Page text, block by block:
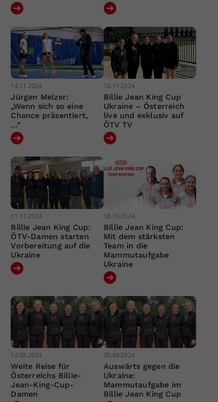
14.11.2024
Jürgen Melzer:
„Wenn sich so eine
Chance präsentiert,
…“
12.11.2024
Billie Jean King Cup
Ukraine – Österreich
live und exklusiv auf
ÖTV TV
11.11.2024
Billie Jean King Cup:
ÖTV-Damen starten
Vorbereitung auf die
Ukraine
18.10.2024
Billie Jean King Cup:
Mit dem stärksten
Team in die
Mammutaufgabe
Ukraine
12.08.2024
Weite Reise für
Österreichs Billie-
Jean-King-Cup-
Damen
30.04.2024
Auswärts gegen die
Ukraine:
Mammutaufgabe im
Billie Jean King Cup